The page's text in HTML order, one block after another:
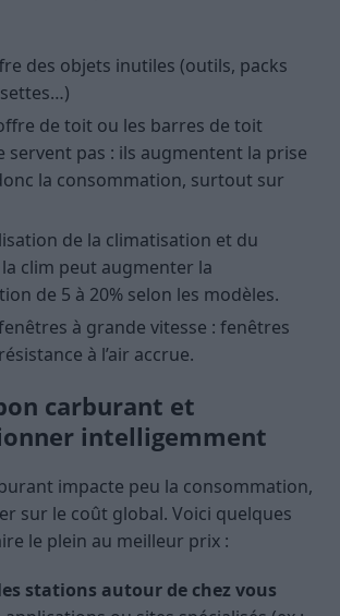
des objets inutiles (outils, packs
de toit ou les barres de toit
servent pas : ils augmentent la prise
la consommation, surtout sur
de la climatisation et du
clim peut augmenter la
de 5 à 20% selon les modèles.
à grande vitesse : fenêtres
à l’air accrue.
carburant et
intelligemment
impacte peu la consommation,
sur le coût global. Voici quelques
le plein au meilleur prix :
stations autour de chez vous